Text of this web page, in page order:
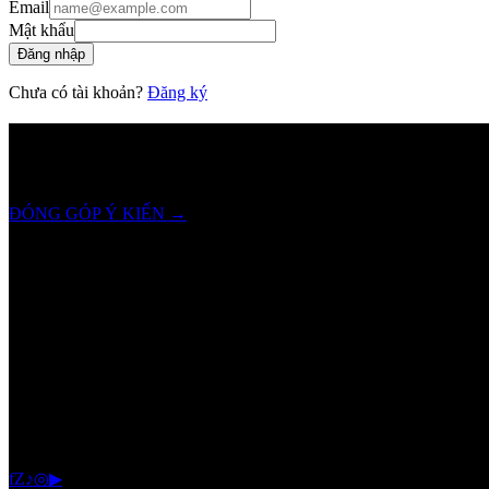
Email
Mật khẩu
Đăng nhập
Chưa có tài khoản? Đăng ký
ĐÓNG GÓP Ý KIẾN →
fZ♪◎▶